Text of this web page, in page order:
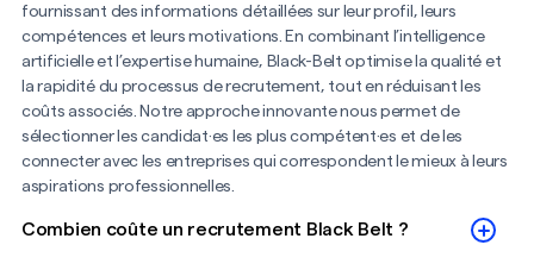
fournissant des informations détaillées sur leur profil, leurs
compétences et leurs motivations. En combinant l’intelligence
artificielle et l’expertise humaine, Black-Belt optimise la qualité et
la rapidité du processus de recrutement, tout en réduisant les
coûts associés. Notre approche innovante nous permet de
sélectionner les candidat·es les plus compétent·es et de les
connecter avec les entreprises qui correspondent le mieux à leurs
aspirations professionnelles.
Combien coûte un recrutement Black Belt ?